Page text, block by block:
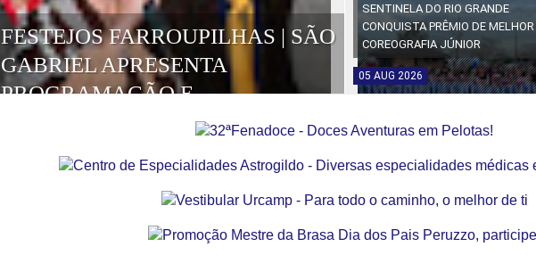
FESTEJOS FARROUPILHAS | SÃO
GABRIEL APRESENTA
PROGRAMAÇÃO E
HOMENAGEADOS DA EDIÇÃO
DE 2026
SENTINELA DO RIO GRANDE
CONQUISTA PRÊMIO DE MELHOR
COREOGRAFIA JÚNIOR
05 AUG 2026